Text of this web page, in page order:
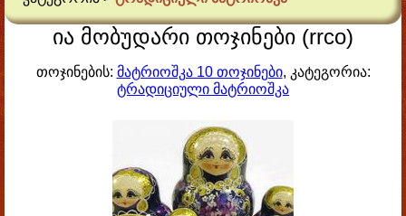
ია მობუდარი თოჯინები (rrco)
თოჯინების: მატრიოშკა 10 თოჯინები, კატეგორია:
ტრადიციული მატრიოშკა